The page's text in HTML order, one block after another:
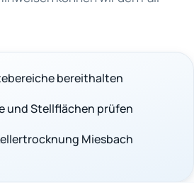
bereithalten
und Stellflächen prüfen
Miesbach